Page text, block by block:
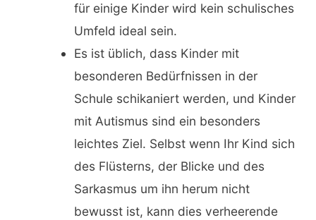
für einige Kinder wird kein schulisches
Umfeld ideal sein.
Es ist üblich, dass Kinder mit
besonderen Bedürfnissen in der
Schule schikaniert werden, und Kinder
mit Autismus sind ein besonders
leichtes Ziel. Selbst wenn Ihr Kind sich
des Flüsterns, der Blicke und des
Sarkasmus um ihn herum nicht
bewusst ist, kann dies verheerende